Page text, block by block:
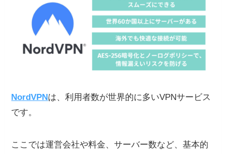
NordVPNは、利用者数が世界的に多いVPNサービス
です。
ここでは運営会社や料金、サーバー数など、基本的